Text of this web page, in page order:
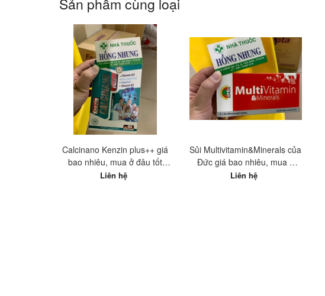
Calcinano Kenzin plus++ giá
bao nhiêu, mua ở đâu tốt
nhất?
Liên hệ
Sủi Multivitamin&Minerals của
Đức giá bao nhiêu, mua ở
đâu tốt nhất?
Liên hệ